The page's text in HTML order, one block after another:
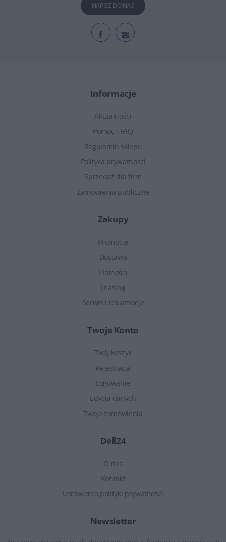
NAPISZ DO NAS
Informacje
Aktualności
Pomoc i FAQ
Regulamin sklepu
Polityka prywatności
Sprzedaż dla firm
Zamówienia publiczne
Zakupy
Promocje
Dostawa
Płatności
Leasing
Serwis i reklamacje
Twoje Konto
Twój koszyk
Rejestracja
Logowanie
Edycja danych
Twoje zamówienia
Dell24
O nas
Kontakt
Ustawienia polityki prywatności
Newsletter